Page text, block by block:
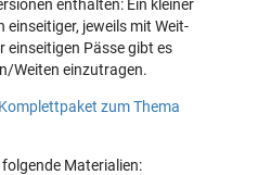
enthalten: Ein kleiner
einseitiger, jeweils mit Weit-
einseitigen Pässe gibt es
Weiten einzutragen.
Komplettpaket zum Thema
Materialien: